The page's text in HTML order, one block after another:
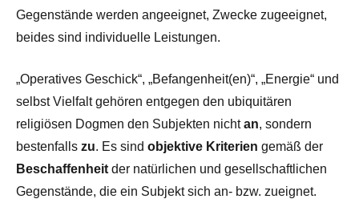
Gegenstände werden angeeignet, Zwecke zugeeignet,
beides sind individuelle Leistungen.
„Operatives Geschick“, „Befangenheit(en)“, „Energie“ und
selbst Vielfalt gehören entgegen den ubiquitären
religiösen Dogmen den Subjekten nichtan, sondern
bestenfalls zu. Es sind objektive Kriterien gemäß der
Beschaffenheit der natürlichen und gesellschaftlichen
Gegenstände, die ein Subjekt sich an- bzw. zueignet.